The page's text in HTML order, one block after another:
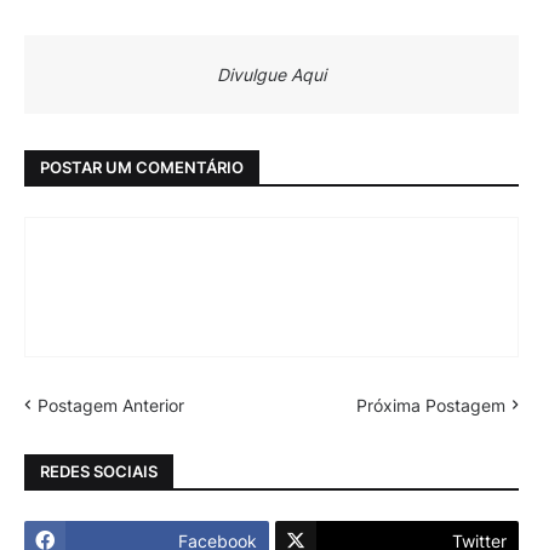
Divulgue Aqui
POSTAR UM COMENTÁRIO
Postagem Anterior Próxima Postagem
REDES SOCIAIS
Facebook Twitter